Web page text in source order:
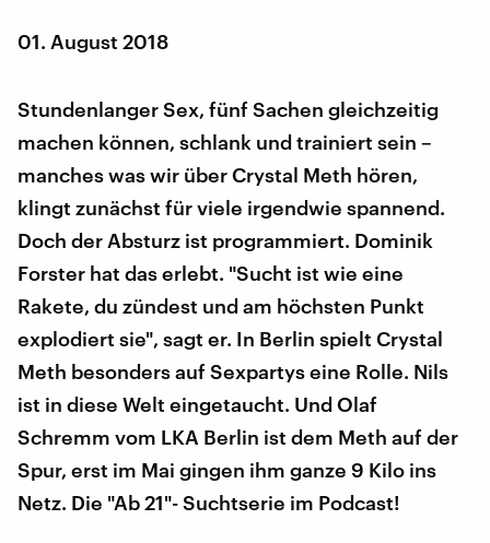
01. August 2018
Stundenlanger Sex, fünf Sachen gleichzeitig
machen können, schlank und trainiert sein –
manches was wir über Crystal Meth hören,
klingt zunächst für viele irgendwie spannend.
Doch der Absturz ist programmiert. Dominik
Forster hat das erlebt. "Sucht ist wie eine
Rakete, du zündest und am höchsten Punkt
explodiert sie", sagt er. In Berlin spielt Crystal
Meth besonders auf Sexpartys eine Rolle. Nils
ist in diese Welt eingetaucht. Und Olaf
Schremm vom LKA Berlin ist dem Meth auf der
Spur, erst im Mai gingen ihm ganze 9 Kilo ins
Netz. Die "Ab 21"- Suchtserie im Podcast!